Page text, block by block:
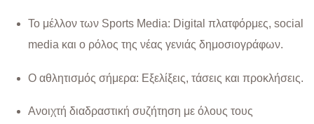
Το μέλλον των Sports Media: Digital πλατφόρμες, social
media και ο ρόλος της νέας γενιάς δημοσιογράφων.
Ο αθλητισμός σήμερα: Εξελίξεις, τάσεις και προκλήσεις.
Ανοιχτή διαδραστική συζήτηση με όλους τους